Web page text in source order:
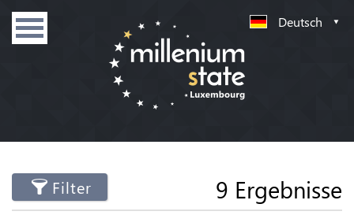
Deutsch
Filter 9 Ergebnisse